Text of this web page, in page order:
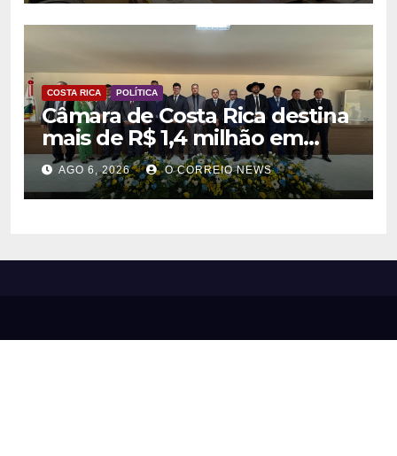
COSTA RICA POLÍTICA
Câmara de Costa Rica destina
mais de R$ 1,4 milhão em
emendas para investimentos
em diversas áreas
AGO 6, 2026 O CORREIO NEWS